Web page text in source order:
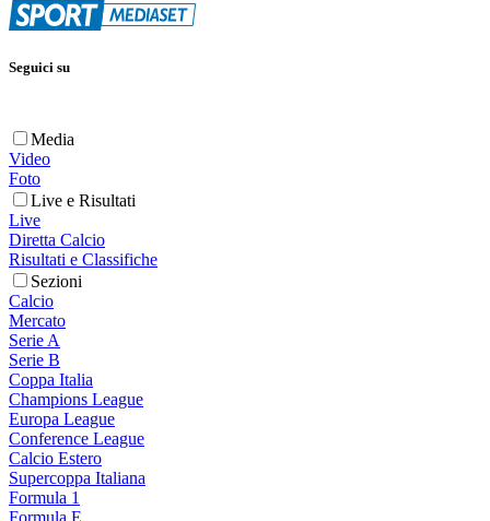
Seguici su
Media
Video
Foto
Live e Risultati
Live
Diretta Calcio
Risultati e Classifiche
Sezioni
Calcio
Mercato
Serie A
Serie B
Coppa Italia
Champions League
Europa League
Conference League
Calcio Estero
Supercoppa Italiana
Formula 1
Formula E